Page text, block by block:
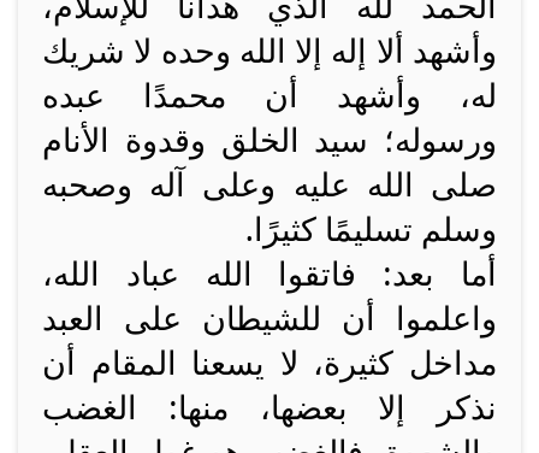
وأشهد ألا إله إلا الله وحده لا شريك
له، وأشهد أن محمدًا عبده
ورسوله؛ سيد الخلق وقدوة الأنام
صلى الله عليه وعلى آله وصحبه
وسلم تسليمًا كثيرًا.
أما بعد: فاتقوا الله عباد الله،
واعلموا أن للشيطان على العبد
مداخل كثيرة، لا يسعنا المقام أن
نذكر إلا بعضها، منها: الغضب